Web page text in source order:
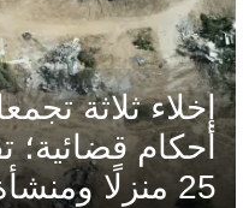
إخلاء ثلاثة
أحكام قضائية؛
25 منزلًا ومنشأة